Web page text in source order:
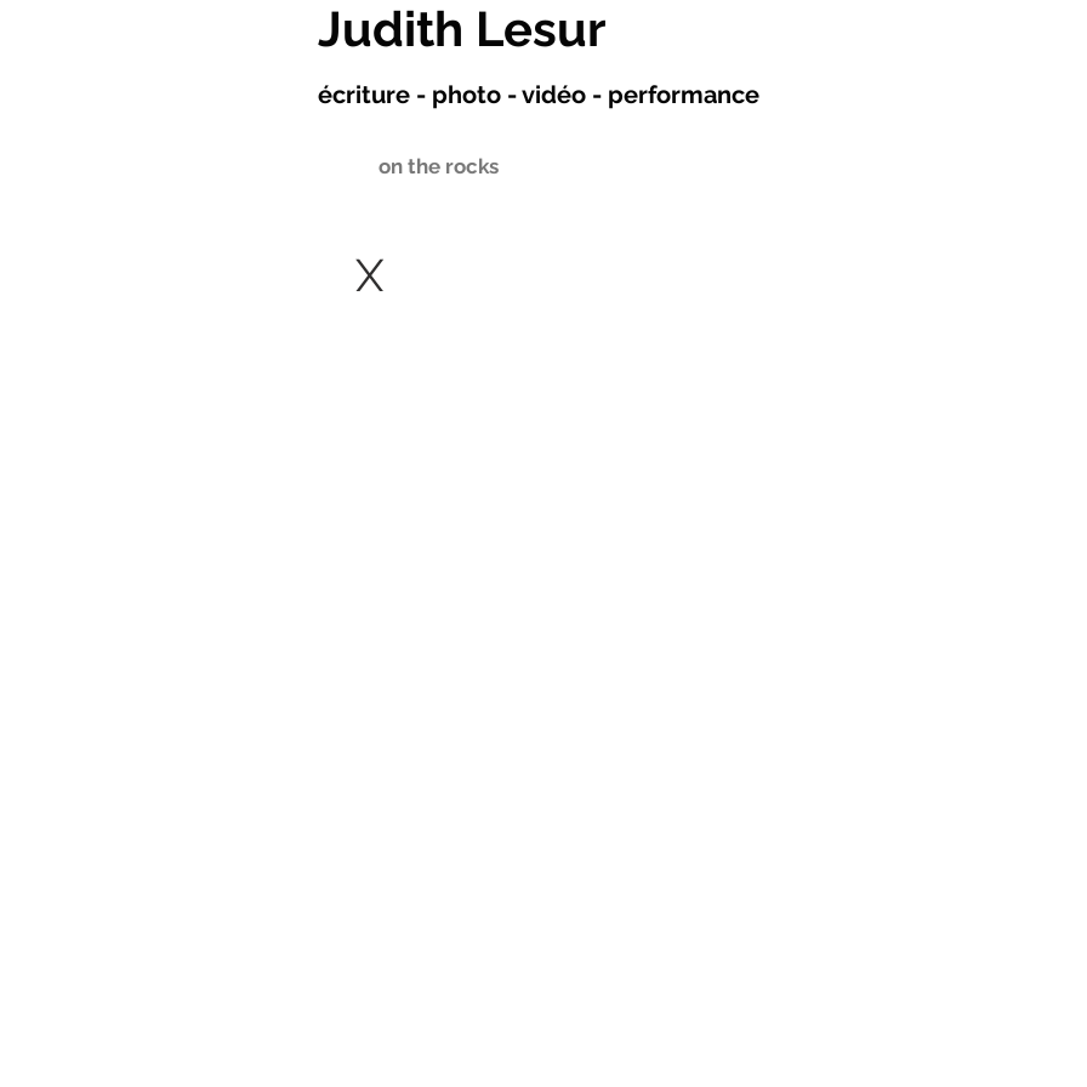
Judith Lesur
écriture - photo - vidéo - performance
on the rocks
X